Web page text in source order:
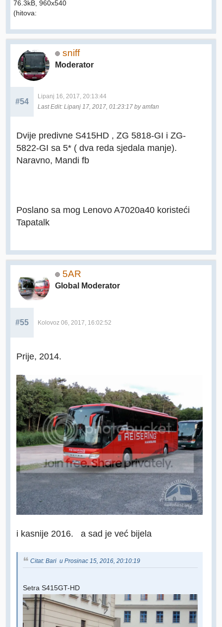
76.3kB, 960x540
(hitova:
sniff
Moderator
#54
Lipanj 16, 2017, 20:13:44
Last Edit: Lipanj 17, 2017, 01:23:17 by amfan
Dvije predivne S415HD , ZG 5818-GI i ZG-
5822-GI sa 5* ( dva reda sjedala manje).
Naravno, Mandi fb
Poslano sa mog Lenovo A7020a40 koristeći
Tapatalk
5AR
Global Moderator
#55 Kolovoz 06, 2017, 16:02:52
Prije, 2014.
i kasnije 2016. a sad je već bijela
Citat: Bari u Prosinac 15, 2016, 20:10:19
Setra S415GT-HD